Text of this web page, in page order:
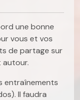
une bonne
vous et vos
de partage sur
autour.
entraînements
Il faudra